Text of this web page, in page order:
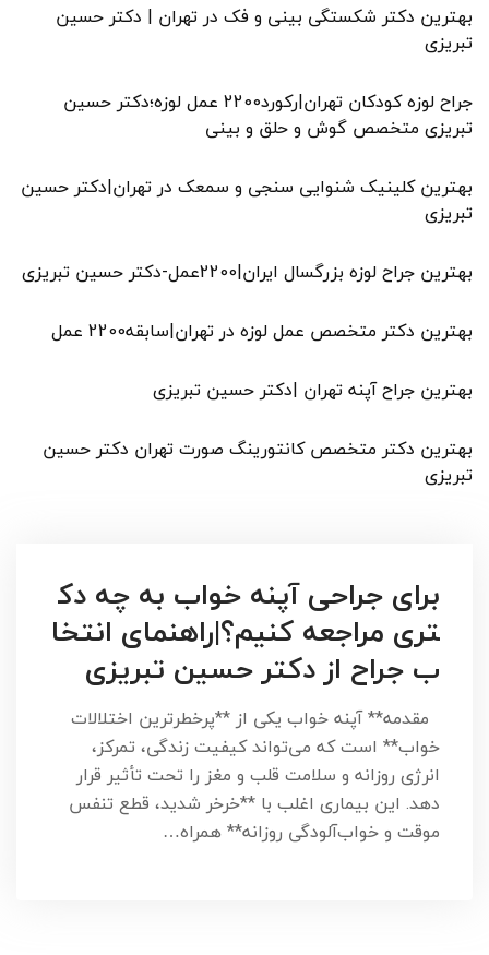
بهترین دکتر شکستگی بینی و فک در تهران | دکتر حسین
تبریزی
جراح لوزه کودکان تهران|رکورد2200 عمل لوزه؛دکتر حسین
تبریزی متخصص گوش و حلق و بینی
بهترین کلینیک شنوایی سنجی و سمعک در تهران|دکتر حسین
تبریزی
بهترین جراح لوزه بزرگسال ایران|2200عمل-دکتر حسین تبریزی
بهترین دکتر متخصص عمل لوزه در تهران|سابقه2200 عمل
بهترین جراح آپنه تهران |دکتر حسین تبریزی
بهترین دکتر متخصص کانتورینگ صورت تهران دکتر حسین
تبریزی
برای جراحی آپنه خواب به چه دک
تری مراجعه کنیم؟|راهنمای انتخا
ب جراح از دکتر حسین تبریزی
مقدمه** آپنه خواب یکی از **پرخطرترین اختلالات
خواب** است که می‌تواند کیفیت زندگی، تمرکز،
انرژی روزانه و سلامت قلب و مغز را تحت تأثیر قرار
دهد. این بیماری اغلب با **خرخر شدید، قطع تنفس
موقت و خواب‌آلودگی روزانه** همراه…